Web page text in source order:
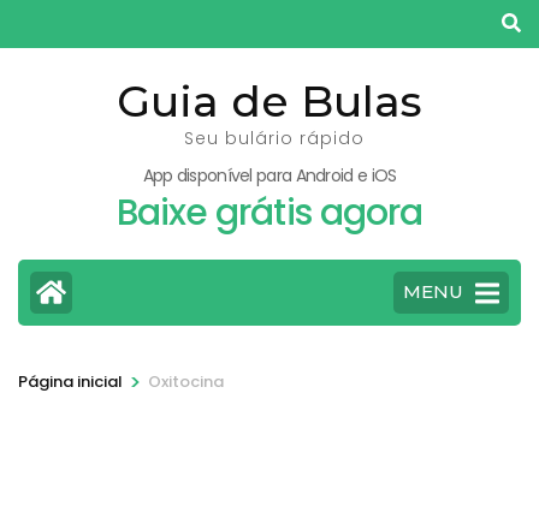
para
Guia de Bulas
Seu bulário rápido
App disponível para Android e iOS
Baixe grátis agora
MENU
Página inicial > Oxitocina